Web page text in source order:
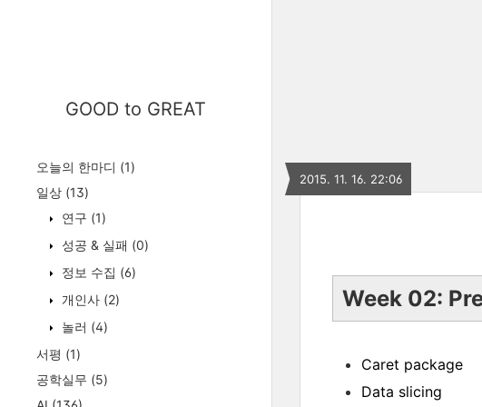
GOOD to GREAT
오늘의 한마디 (1)
일상 (13)
연구 (1)
성공 & 실패 (0)
정보 수집 (6)
개인사 (2)
놀러 (4)
서평 (1)
공학실무 (5)
2015. 11. 16. 22:06
Week 02:
Caret package
Data slicing